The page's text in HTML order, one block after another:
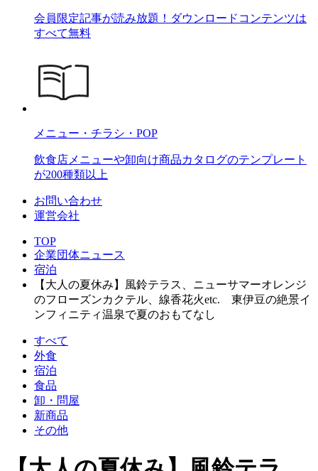
会員限定記事が読み放題！ダウンロードコンテンツは
すべて無料
メニュー・チラシ・POP
飲食店メニューや卸向け商品カタログのテンプレート
が200種類以上
お問い合わせ
運営会社
TOP
企業団体ニュース
宿泊
【大人の夏休み】風鈴テラス、ニューサマーオレンジ
のフローズンカクテル、線香花火etc. 東伊豆の絶景イ
ンフィニティ温泉で夏のおもてなし
すべて
外食
宿泊
食品
卸・問屋
新商品
その他